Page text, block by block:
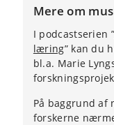
Mere om
I podcastserien ”
læring” kan du
bl.a. Marie
På baggrund af
forskerne